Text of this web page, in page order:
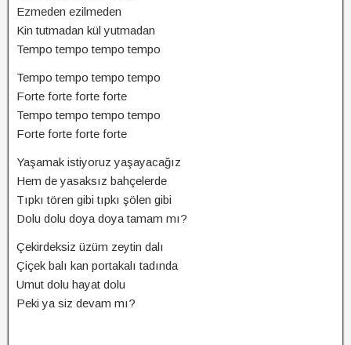
Ezmeden ezilmeden
Kin tutmadan kül yutmadan
Tempo tempo tempo tempo
Tempo tempo tempo tempo
Forte forte forte forte
Tempo tempo tempo tempo
Forte forte forte forte
Yaşamak istiyoruz yaşayacağız
Hem de yasaksız bahçelerde
Tıpkı tören gibi tıpkı şölen gibi
Dolu dolu doya doya tamam mı?
Çekirdeksiz üzüm zeytin dalı
Çiçek balı kan portakalı tadında
Umut dolu hayat dolu
Peki ya siz devam mı?